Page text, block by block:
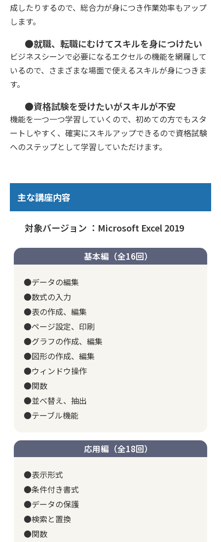
成したりするので、総合力が身につき作業効率もアップ
します。
●就職、転職にむけてスキルを身につけたい
ビジネスシーンで必要になるエクセルの機能を網羅して
いるので、さまざまな場面で使えるスキルが身につきま
す。
●資格試験を受けたいがスキルが不安
機能を一つ一つ学習していくので、初めての方でもスタ
ートしやすく、確実にスキルアップできるので資格試験
へのステップとして学習していただけます。
主な講座内容
対象バージョン ：Microsoft Excel 2019
基本編（全16回）
●データの編集
●数式の入力
●表の作成、編集
●ページ設定、印刷
●グラフの作成、編集
●図形の作成、編集
●ウィンドウ操作
●関数
●並べ替え、抽出
●テーブル機能
応用編（全18回）
●表示形式
●条件付き書式
●データの保護
●検索と置換
●関数